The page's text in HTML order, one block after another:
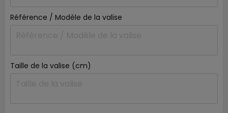
Référence / Modèle de la valise
Taille de la valise (cm)